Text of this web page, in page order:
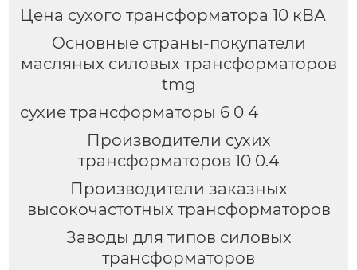
Цена сухого трансформатора 10 кВА
Основные страны-покупатели
масляных силовых трансформаторов
tmg
сухие трансформаторы 6 0 4
Производители сухих
трансформаторов 10 0.4
Производители заказных
высокочастотных трансформаторов
Заводы для типов силовых
трансформаторов